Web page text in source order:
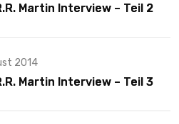
Martin Interview – Teil 2
2014
Martin Interview – Teil 3